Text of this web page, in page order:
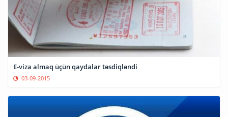
E-viza almaq üçün qaydalar təsdiqləndi
03-09-2015